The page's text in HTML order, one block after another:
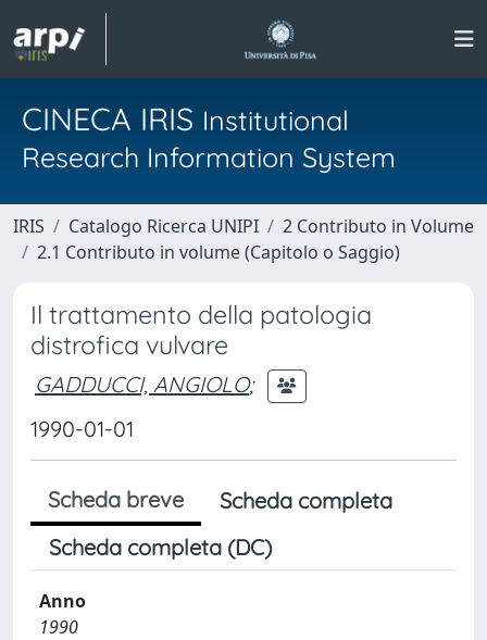
CINECA IRIS Institutional
Research Information System
IRIS Catalogo Ricerca UNIPI
2 Contributo in Volume
2.1 Contributo in volume (Capitolo o Saggio)
Il trattamento della patologia
distrofica vulvare
GADDUCCI, ANGIOLO;
1990-01-01
Scheda breve
Scheda completa
Scheda completa (DC)
Anno
1990